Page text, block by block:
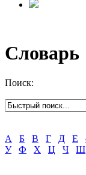
Словарь
Поиск:
А Б В Г Д Е
У
Ф Х Ц Ч Ш